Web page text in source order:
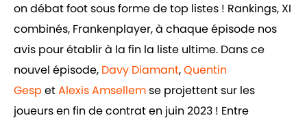
on débat foot sous forme de top listes ! Rankings, XI
combinés, Frankenplayer, à chaque épisode nos
avis pour établir à la fin la liste ultime. Dans ce
nouvel épisode, Davy Diamant,Quentin
Gesp etAlexis Amsellemse projettent sur les
joueurs en fin de contrat en juin 2023 ! Entre